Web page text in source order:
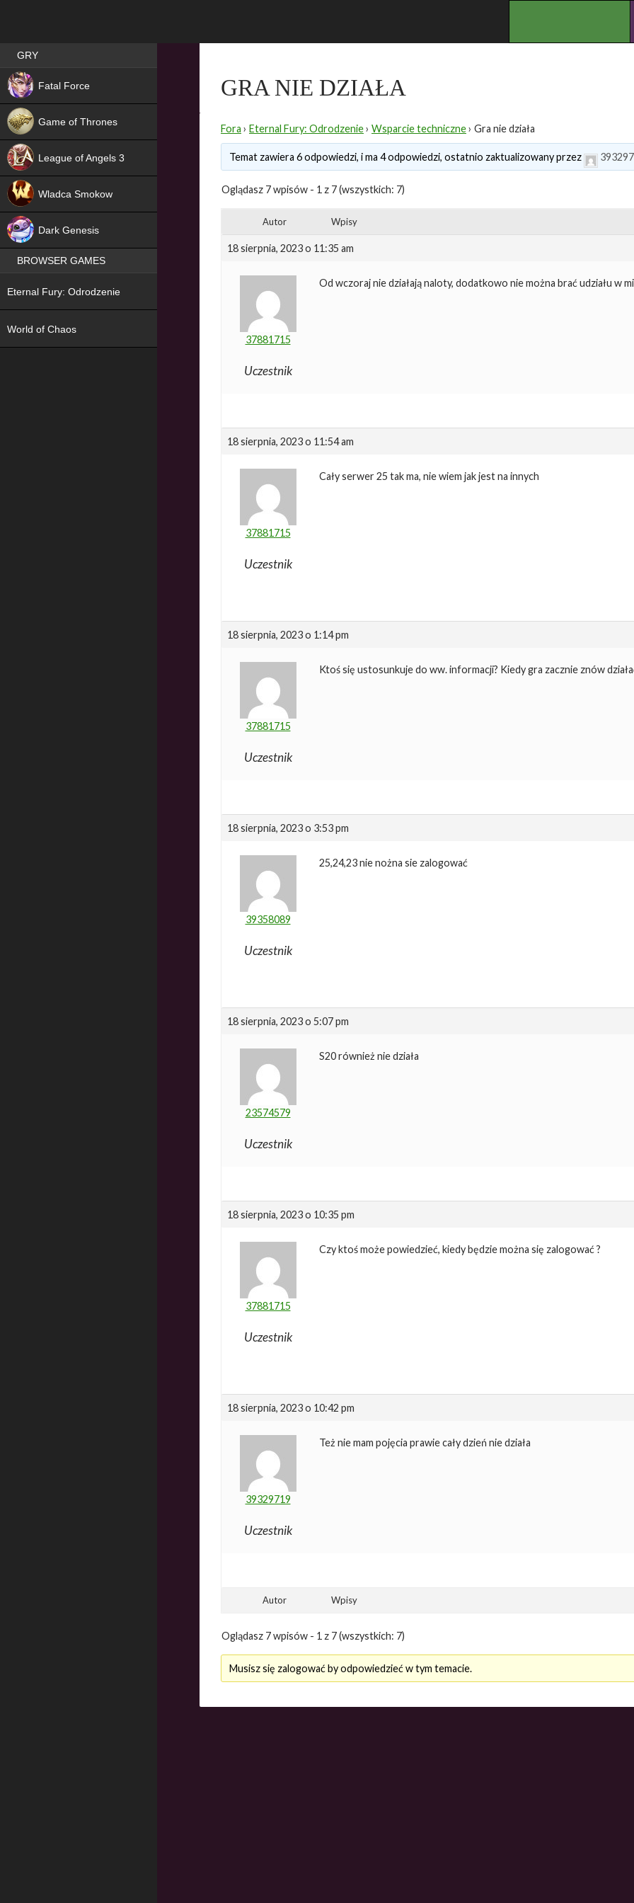
GRA NIE DZIAŁA
Fora › Eternal Fury: Odrodzenie› Wsparcie techniczne› Gra nie działa
Temat zawiera 6 odpowiedzi, i ma 4 odpowiedzi, ostatnio zaktualizowany przez
Oglądasz 7 wpisów - 1 z 7 (wszystkich: 7)
Autor Wpisy
18 sierpnia, 2023 o 11:35 am
37881715
Uczestnik
Od wczoraj nie działają naloty, dodatkowo nie można brać udziału w
18 sierpnia, 2023 o 11:54 am
37881715
Uczestnik
Cały serwer 25 tak ma, nie wiem jak jest na innych
18 sierpnia, 2023 o 1:14 pm
37881715
Uczestnik
Ktoś się ustosunkuje do ww. informacji? Kiedy gra zacznie znów
18 sierpnia, 2023 o 3:53 pm
39358089
Uczestnik
25,24,23 nie nożna sie zalogować
18 sierpnia, 2023 o 5:07 pm
23574579
Uczestnik
S20 również nie działa
18 sierpnia, 2023 o 10:35 pm
37881715
Uczestnik
Czy ktoś może powiedzieć, kiedy będzie można się zalogować ?
18 sierpnia, 2023 o 10:42 pm
39329719
Uczestnik
Też nie mam pojęcia prawie cały dzień nie działa
Autor Wpisy
Oglądasz 7 wpisów - 1 z 7 (wszystkich: 7)
Musisz się zalogować by odpowiedzieć w tym temacie.
Best RPG games in Poland
GRY
Fatal Force
Game of Thrones
League of Angels 3
Wladca Smokow
Dark Genesis
BROWSER GAMES
Eternal Fury: Odrodzenie
World of Chaos